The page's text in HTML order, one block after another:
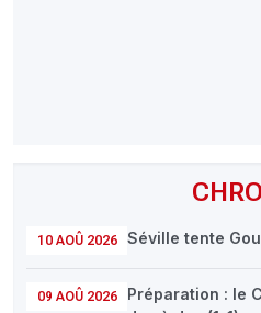
10 AOÛ 2026 Séville tente
09 AOÛ 2026
Préparation : le